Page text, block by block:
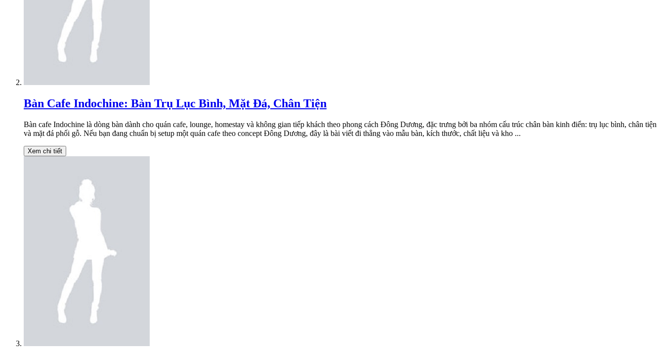
Bàn Cafe Indochine: Bàn Trụ Lục Bình, Mặt Đá, Chân Tiện
Bàn cafe Indochine là dòng bàn dành cho quán cafe, lounge, homestay và không gian tiếp khách theo phong cách Đông Dương, đặc trưng bởi ba nhóm cấu trúc chân bàn kinh điển: trụ lục bình, chân tiện
và mặt đá phối gỗ. Nếu bạn đang chuẩn bị setup một quán cafe theo concept Đông Dương, đây là bài viết đi thẳng vào mẫu bàn, kích thước, chất liệu và kho ...
Xem chi tiết